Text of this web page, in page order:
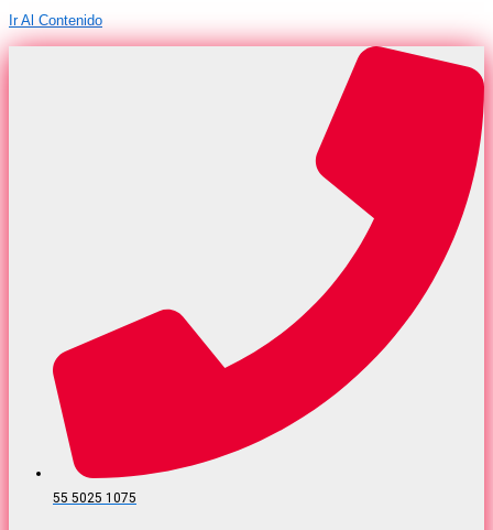
Ir Al Contenido
55 5025 1075